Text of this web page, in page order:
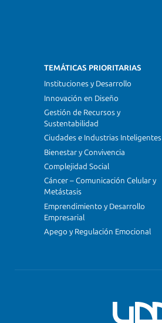
TEMÁTICAS PRIORITARIAS
Instituciones y Desarrollo
Innovación en Diseño
Gestión de Recursos y
Sustentabilidad
Ciudades e Industrias Inteligentes
Bienestar y Convivencia
Complejidad Social
Cáncer – Comunicación Celular y
Metástasis
Emprendimiento y Desarrollo
Empresarial
Apego y Regulación Emocional